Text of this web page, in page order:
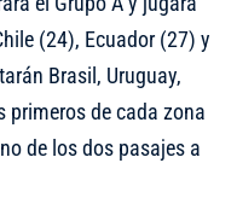
(24), Ecuador (27) y
Brasil, Uruguay,
primeros de cada zona
de los dos pasajes a